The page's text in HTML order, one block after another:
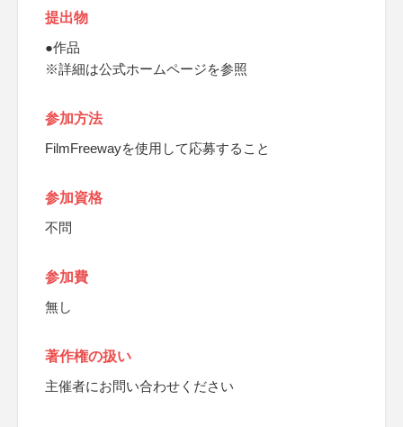
提出物
●作品
※詳細は公式ホームページを参照
参加方法
FilmFreewayを使用して応募すること
参加資格
不問
参加費
無し
著作権の扱い
主催者にお問い合わせください